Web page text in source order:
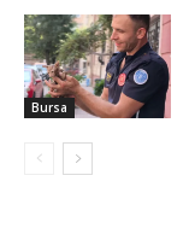
Bursa